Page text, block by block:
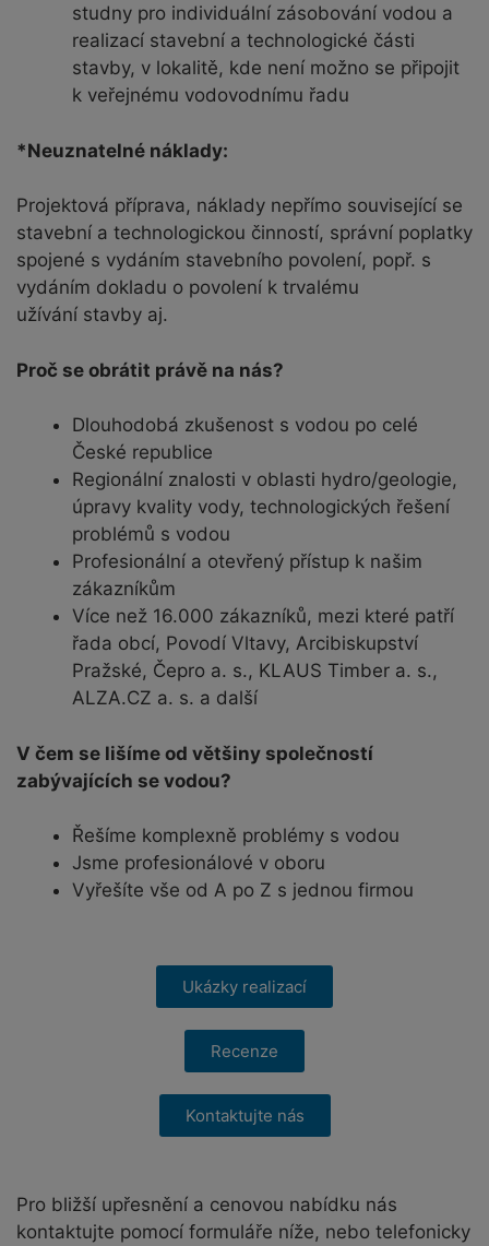
studny pro individuální zásobování vodou a
realizací stavební a technologické části
stavby, v lokalitě, kde není možno se připojit
k veřejnému vodovodnímu řadu
*Neuznatelné náklady:
Projektová příprava, náklady nepřímo související se
stavební a technologickou činností, správní poplatky
spojené s vydáním stavebního povolení, popř. s
vydáním dokladu o povolení k trvalému
užívání stavby aj.
Proč se obrátit právě na nás?
Dlouhodobá zkušenost s vodou po celé
České republice
Regionální znalosti v oblasti hydro/geologie,
úpravy kvality vody, technologických řešení
problémů s vodou
Profesionální a otevřený přístup k našim
zákazníkům
Více než 16.000 zákazníků, mezi které patří
řada obcí, Povodí Vltavy, Arcibiskupství
Pražské, Čepro a. s., KLAUS Timber a. s.,
ALZA.CZ a. s. a další
V čem se lišíme od většiny společností
zabývajících se vodou?
Řešíme komplexně problémy s vodou
Jsme profesionálové v oboru
Vyřešíte vše od A po Z s jednou firmou
Ukázky realizací
Recenze
Kontaktujte nás
Pro bližší upřesnění a cenovou nabídku nás
kontaktujte pomocí formuláře níže, nebo telefonicky